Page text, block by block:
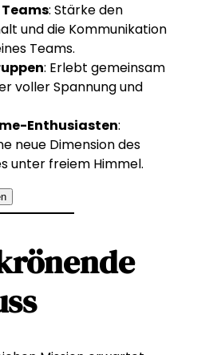
: Stärke den
und die Kommunikation
Teams.
: Erlebt gemeinsam
voller Spannung und
Enthusiasten:
neue Dimension des
unter freiem Himmel.